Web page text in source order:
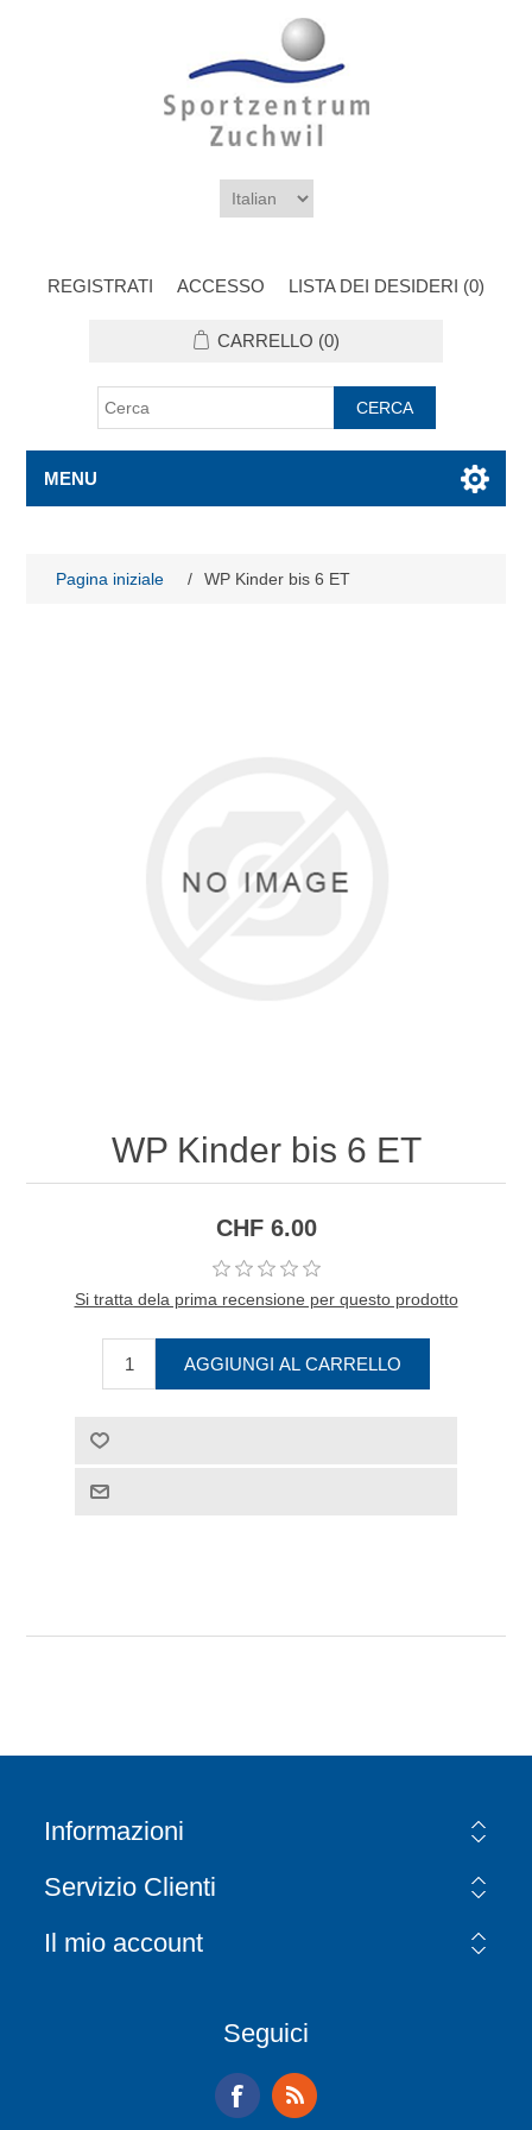
REGISTRATI ACCESSO LISTA DEI DESIDERI (0)
CARRELLO (0)
MENU
Pagina iniziale / WP Kinder bis 6 ET
WP Kinder bis 6 ET
CHF 6.00
Si tratta dela prima recensione per questo prodotto
Informazioni
Servizio Clienti
Il mio account
Seguici